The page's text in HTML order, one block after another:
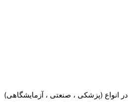
خدمات شارژ تیوب لیزر Co2 در انواع (پزشکی ، صنعتی ، آزمایشگاهی)